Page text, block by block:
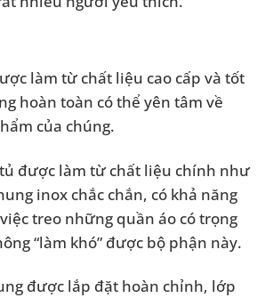
làm từ chất liệu cao cấp và tốt
hoàn toàn có thể yên tâm về
của chúng.
được làm từ chất liệu chính như
inox chắc chắn, có khả năng
treo những quần áo có trọng
“làm khó” được bộ phận này.
được lắp đặt hoàn chỉnh, lớp